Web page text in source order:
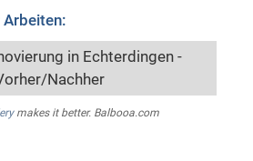
Arbeiten:
in Echterdingen -
Nachher
makes it better. Balbooa.com